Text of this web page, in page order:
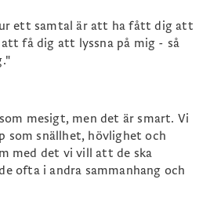
ett samtal är att ha fått dig att
få dig att lyssna på mig - så
mesigt, men det är smart. Vi
som snällhet, hövlighet och
med det vi vill att de ska
ofta i andra sammanhang och